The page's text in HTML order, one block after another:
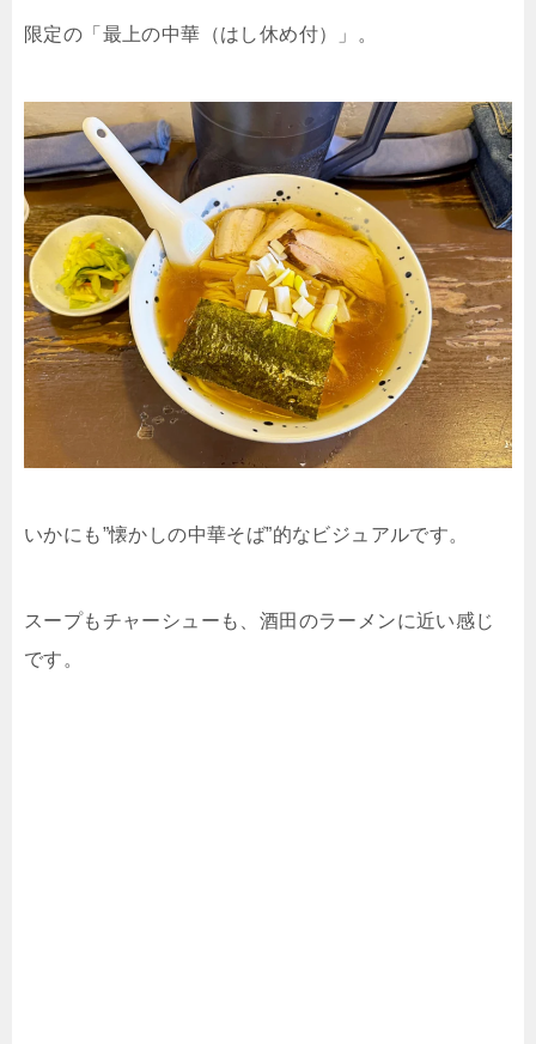
限定の「最上の中華（はし休め付）」。
いかにも”懐かしの中華そば”的なビジュアルです。
スープもチャーシューも、酒田のラーメンに近い感じ
です。